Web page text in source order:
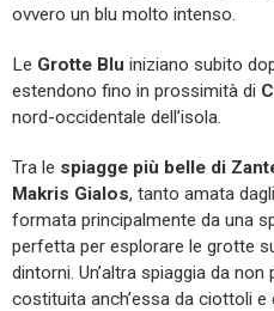
ovvero un blu molto intenso.
Le Grotte Blu iniziano subito
estendono fino in prossimità di
nord-occidentale dell’isola.
Tra le spiagge più belle di
Makris Gialos, tanto amata
formata principalmente da una
perfetta per esplorare le grotte
dintorni. Un’altra spiaggia da non
costituita anch’essa da ciottoli